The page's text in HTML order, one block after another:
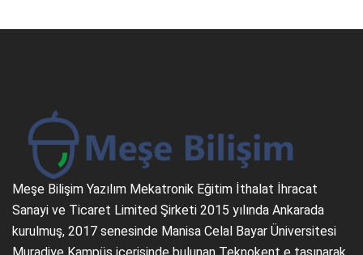
Meşe Bilişim Yazılım Mekatronik Eğitim İthalat İhracat
Sanayi ve Ticaret Limited Şirketi 2015 yılında Ankarada
kurulmuş, 2017 senesinde Manisa Celal Bayar Üniversitesi